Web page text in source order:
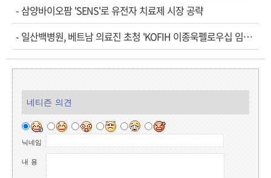
- 삼양바이오팜 'SENS'로 유전자 치료제 시장 공략
- 일산백병원, 베트남 의료진 초청 'KOFIH 이종욱펠로우십 임…
네티즌 의견
닉네임
내 용